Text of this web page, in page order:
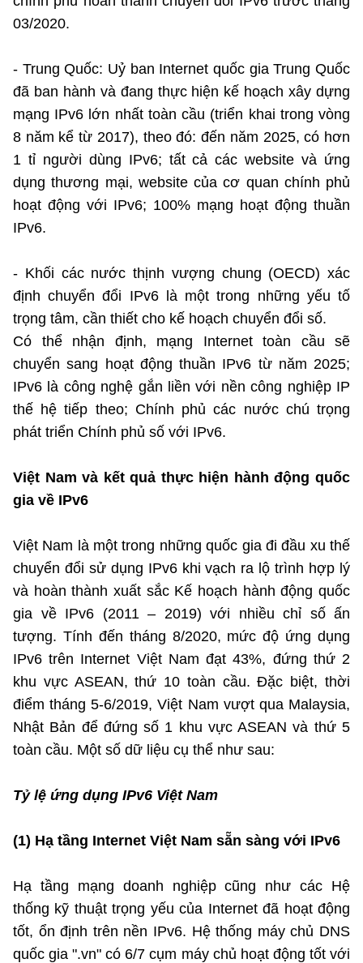
03/2020.
- Trung Quốc: Uỷ ban Internet quốc gia Trung Quốc
đã ban hành và đang thực hiện kế hoạch xây dựng
mạng IPv6 lớn nhất toàn cầu (triển khai trong vòng
8 năm kể từ 2017), theo đó: đến năm 2025, có hơn
1 tỉ người dùng IPv6; tất cả các website và ứng
dụng thương mại, website của cơ quan chính phủ
hoạt động với IPv6; 100% mạng hoạt động thuần
IPv6.
- Khối các nước thịnh vượng chung (OECD) xác
định chuyển đổi IPv6 là một trong những yếu tố
trọng tâm, cần thiết cho kế hoạch chuyển đổi số.
Có thể nhận định, mạng Internet toàn cầu sẽ
chuyển sang hoạt động thuần IPv6 từ năm 2025;
IPv6 là công nghệ gắn liền với nền công nghiệp IP
thế hệ tiếp theo; Chính phủ các nước chú trọng
phát triển Chính phủ số với IPv6.
Việt Nam và kết quả thực hiện hành động quốc
gia về IPv6
Việt Nam là một trong những quốc gia đi đầu xu thế
chuyển đổi sử dụng IPv6 khi vạch ra lộ trình hợp lý
và hoàn thành xuất sắc Kế hoạch hành động quốc
gia về IPv6 (2011 – 2019) với nhiều chỉ số ấn
tượng. Tính đến tháng 8/2020, mức độ ứng dụng
IPv6 trên Internet Việt Nam đạt 43%, đứng thứ 2
khu vực ASEAN, thứ 10 toàn cầu. Đặc biệt, thời
điểm tháng 5-6/2019, Việt Nam vượt qua Malaysia,
Nhật Bản để đứng số 1 khu vực ASEAN và thứ 5
toàn cầu. Một số dữ liệu cụ thể như sau:
Tỷ lệ ứng dụng IPv6 Việt Nam
(1) Hạ tầng Internet Việt Nam sẵn sàng với IPv6
Hạ tầng mạng doanh nghiệp cũng như các Hệ
thống kỹ thuật trọng yếu của Internet đã hoạt động
tốt, ổn định trên nền IPv6. Hệ thống máy chủ DNS
quốc gia ".vn" có 6/7 cụm máy chủ hoạt động tốt với